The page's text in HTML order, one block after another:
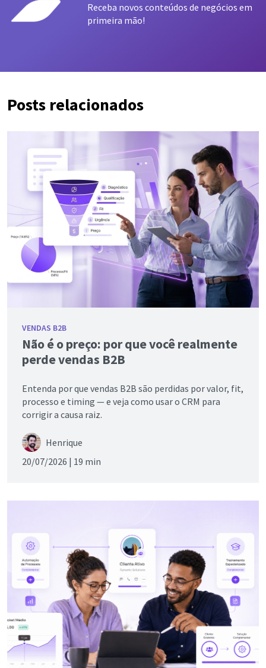
Receba novos conteúdos de negócios em
primeira mão!
Posts relacionados
VENDAS B2B
Não é o preço: por que você realmente
perde vendas B2B
Entenda por que vendas B2B são perdidas por valor, fit,
processo e timing — e veja como usar o CRM para
corrigir a causa raiz.
Henrique
20/07/2026 | 19 min